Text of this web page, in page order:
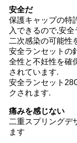
安全だ
保護キャップの特
入できるので,安
二次感染の可能性
安全ランセットの
全性と不妊性を確
されています.
安全ランセット
クされます.
痛みを感じない
二重スプリングデ
ます